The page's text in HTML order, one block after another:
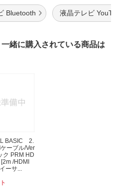
Bluetooth 液晶テレビ
緒に購入されている商品は
BASIC 2.
ーブル/Ver
ク PRM HD
/HDMI
ーサ...